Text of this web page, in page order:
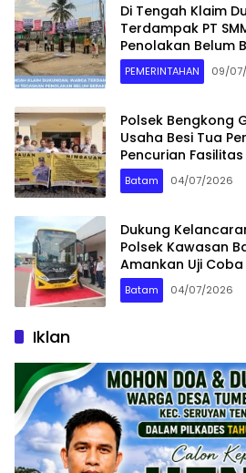
Di Tengah Klaim
Terdampak PT
Penolakan Belum
Merasakan
PEMERINTAHAN 09/
Polsek Bengkong
Usaha Besi Tua
Pencurian
Batam 04/07/2026
Dukung
Polsek Kawasan
Amankan Uji
Batam
Batam 04/07/2026
Iklan